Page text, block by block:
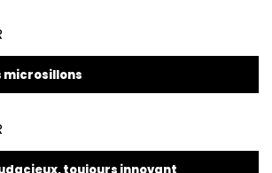
microsillons
toujours innovant